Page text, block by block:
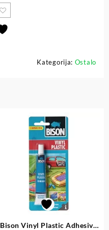
Kategorija: Ostalo
Bison Vinyl Plastic Adhesive